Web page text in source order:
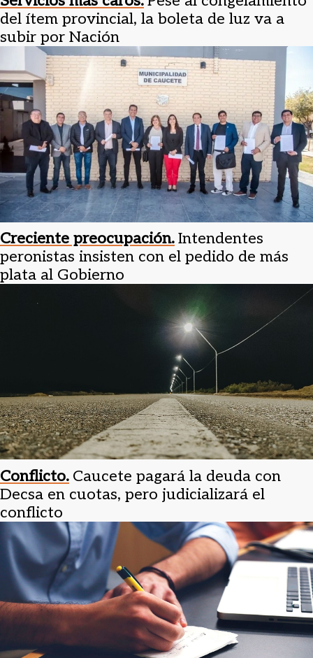
del ítem provincial, la boleta de luz va a
subir por Nación
Creciente preocupación.Intendentes
peronistas insisten con el pedido de más
plata al Gobierno
Conflicto. Caucete pagará la deuda con
Decsa en cuotas, pero judicializará el
conflicto